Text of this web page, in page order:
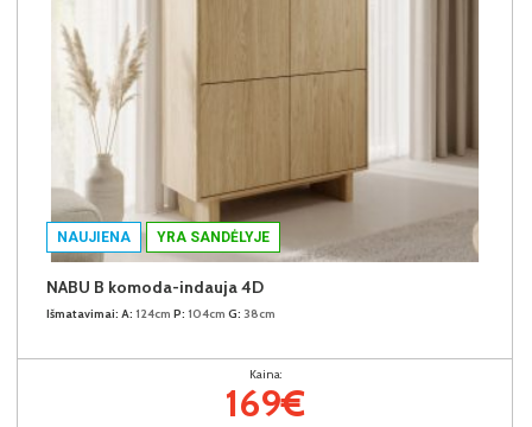
NAUJIENA YRA SANDĖLYJE
NABU B komoda-indauja 4D
Išmatavimai: A: 124cm P: 104cm G: 38cm
Kaina:
169€